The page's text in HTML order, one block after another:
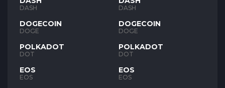
DASH
DOGECOIN
DOGE
POLKADOT
DOT
EOS
EOS
DASH
DOGECOIN
DOGE
POLKADOT
DOT
EOS
EOS